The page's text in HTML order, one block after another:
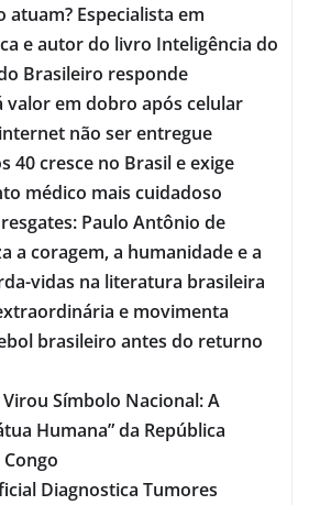
atuam? Especialista em
e autor do livro Inteligência do
Brasileiro responde
valor em dobro após celular
não ser entregue
40 cresce no Brasil e exige
médico mais cuidadoso
Paulo Antônio de
a coragem, a humanidade e a
vidas na literatura brasileira
e movimenta
brasileiro antes do returno
Símbolo Nacional: A
Humana” da República
Diagnostica Tumores